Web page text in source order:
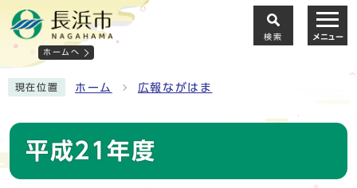
ホームへ
検索 メニュー
現在位置 ホーム 広報ながはま
平成21年度